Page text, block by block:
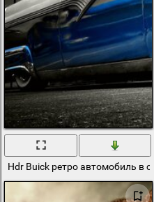
Hdr Buick ретро автомобиль в